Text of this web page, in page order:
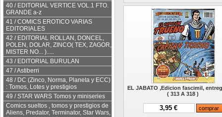
40 / EDITORIAL VERTICE VOL.1 FTO.
GRANDE a-z
41 / COMICS EROTICO VARIAS
EDITORIALES
42 / EDITORIAL ROLLAN, DONCEL,
POLEN, DOLAR, ZINCO( TEX, ZAGOR,
MISTER NO... ).....
43 / EDITORIAL BURULAN
47 / Astiberri
48 / DC (Zinco, Norma, Planeta y ECC)
: Tomos, Lotes y prestigios
49 / STAR WARS Tomos y miniseries
Comics sueltos , tomos y prestigios de
Aliens, Predator, Terminator, Star Wars,
EL JABATO ,Edicion fascimil,
( 313 A 318 )
3,95 €